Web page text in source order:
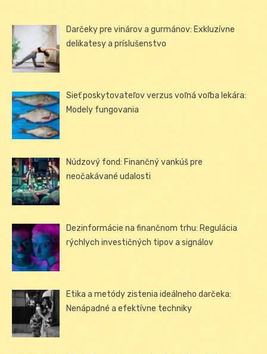
Darčeky pre vinárov a gurmánov: Exkluzívne
delikatesy a príslušenstvo
Sieť poskytovateľov verzus voľná voľba lekára:
Modely fungovania
Núdzový fond: Finančný vankúš pre
neočakávané udalosti
Dezinformácie na finančnom trhu: Regulácia
rýchlych investičných tipov a signálov
Etika a metódy zistenia ideálneho darčeka:
Nenápadné a efektívne techniky